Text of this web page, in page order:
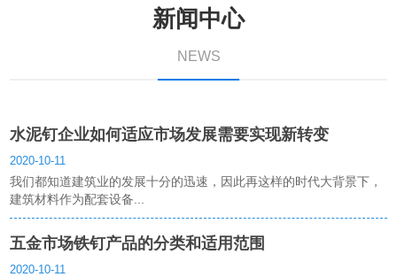
新闻中心
NEWS
水泥钉企业如何适应市场发展需要实现新转变
2020-10-11
我们都知道建筑业的发展十分的迅速，因此再这样的时代大背景下，
建筑材料作为配套设备...
五金市场铁钉产品的分类和适用范围
2020-10-11